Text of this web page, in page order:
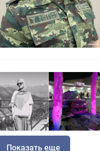
Показать еще